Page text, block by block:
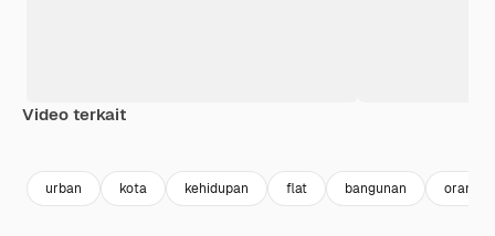
Video terkait
urban kota kehidupan flat bangunan orang